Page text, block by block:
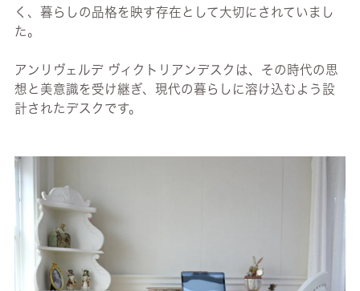
く、暮らしの品格を映す存在として大切にされていまし
た。
アンリヴェルデ ヴィクトリアンデスクは、その時代の思
想と美意識を受け継ぎ、現代の暮らしに溶け込むよう設
計されたデスクです。